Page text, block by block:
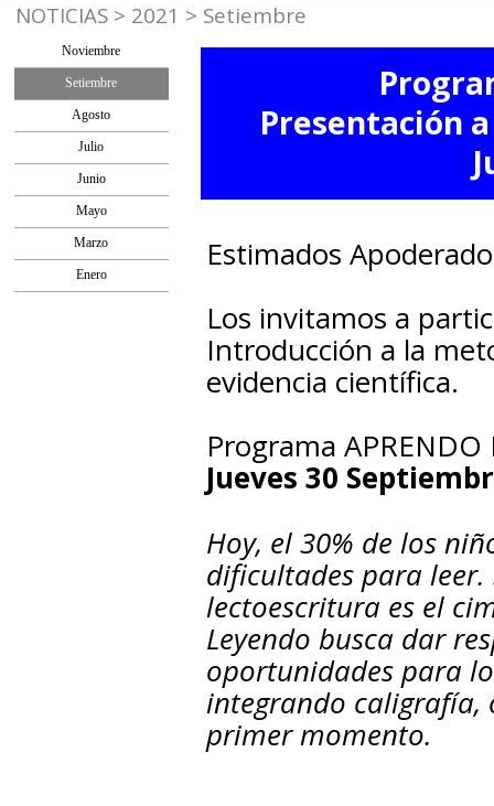
NOTICIAS > 2021 > Setiembre
Noviembre
Setiembre
Agosto
Julio
Junio
Mayo
Marzo
Enero
Presentación
Estimados
Los invitamos a
Introducción a la
evidencia científica.
Programa APRENDO
Jueves 30
Hoy, el 30% de los
dificultades para
lectoescritura es el
Leyendo busca dar
oportunidades para
integrando caligrafía,
primer momento.